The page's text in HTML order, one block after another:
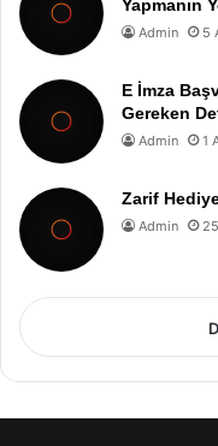
Yapmanın
Admin 5
E İmza
Gereken
Admin 1
Zarif
Admin